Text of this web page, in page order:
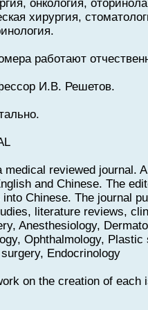
онкология,
хирургия,
работают
И.В. Решетов.
medical reviewed journal.
and Chinese. The
Chinese. The journal
literature reviews,
Anesthesiology,
Ophthalmology, Plastic
Endocrinology
on the creation of each